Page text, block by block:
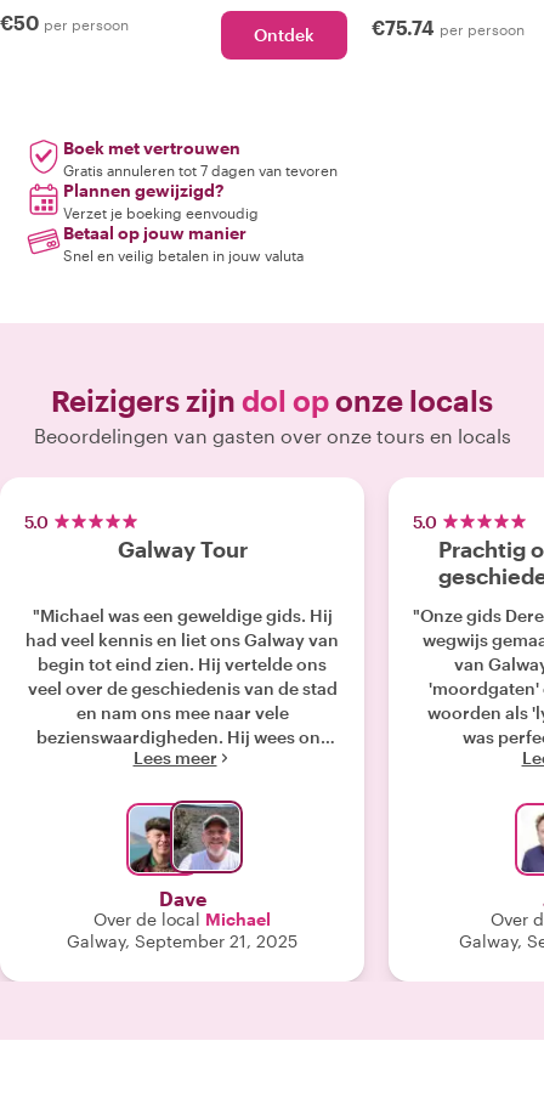
€50 per persoon Ontdek €75.74 per persoon
Boek met vertrouwen
Gratis annuleren tot 7 dagen van tevoren
Plannen gewijzigd?
Verzet je boeking eenvoudig
Betaal op jouw manier
Snel en veilig betalen in jouw valuta
Reizigers zijn dol oponze locals
Beoordelingen van gasten over onze tours en locals
5.0
Galway Tour
"Michael was een geweldige gids. Hij
had veel kennis en liet ons Galway van
begin tot eind zien. Hij vertelde ons
veel over de geschiedenis van de stad
en nam ons mee naar vele
bezienswaardigheden. Hij wees ons
op veel plekken om te bezoeken (pubs
en een geweldige gids. A+"
Lees meer
Dave
Over de local Michael
Galway, September 21, 2025
5.0
Prachtig
"Onze gids
wegwijs
van
'moordgaten'
woorden als
was
persoonlijke
omdat mijn
langzaam
aanpassen
konden hem
de kleine
al onze
genoten van
hele middag
Over
Galway,